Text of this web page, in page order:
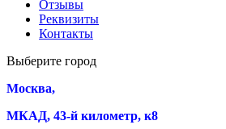
Отзывы
Реквизиты
Контакты
Выберите город
Москва,
МКАД, 43-й километр, к8